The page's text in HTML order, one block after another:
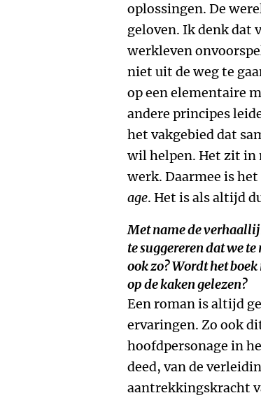
oplossingen. De
geloven. Ik denk dat
werkleven
niet uit de weg te
op een elementaire
andere principes
het vakgebied dat
wil helpen. Het zit in
werk. Daarmee is
age. Het is als altijd
Met name de
te suggereren dat we
ook zo? Wordt het
op de kaken gelezen?
Een roman is altijd
ervaringen. Zo ook
hoofdpersonage in
deed, van de
aantrekkingskracht